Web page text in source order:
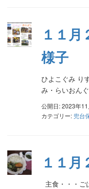
１１
様子
ひよこぐみ り
み・らいおん
公開日: 2023年
カテゴリー: 兜台
１１月
主食・・・ご